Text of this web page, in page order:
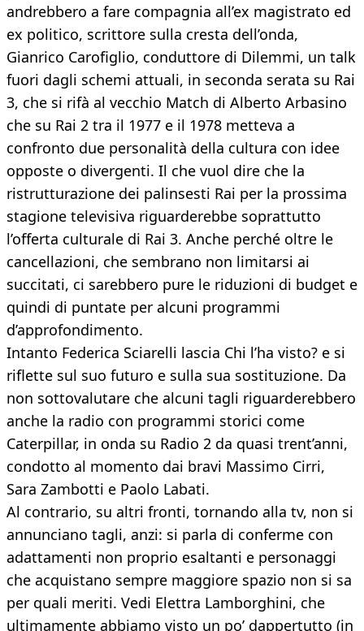
andrebbero a fare compagnia all’ex magistrato ed
ex politico, scrittore sulla cresta dell’onda,
Gianrico Carofiglio, conduttore di Dilemmi, un talk
fuori dagli schemi attuali, in seconda serata su Rai
3, che si rifà al vecchio Match di Alberto Arbasino
che su Rai 2 tra il 1977 e il 1978 metteva a
confronto due personalità della cultura con idee
opposte o divergenti. Il che vuol dire che la
ristrutturazione dei palinsesti Rai per la prossima
stagione televisiva riguarderebbe soprattutto
l’offerta culturale di Rai 3. Anche perché oltre le
cancellazioni, che sembrano non limitarsi ai
succitati, ci sarebbero pure le riduzioni di budget e
quindi di puntate per alcuni programmi
d’approfondimento.
Intanto Federica Sciarelli lascia Chi l’ha visto? e si
riflette sul suo futuro e sulla sua sostituzione. Da
non sottovalutare che alcuni tagli riguarderebbero
anche la radio con programmi storici come
Caterpillar, in onda su Radio 2 da quasi trent’anni,
condotto al momento dai bravi Massimo Cirri,
Sara Zambotti e Paolo Labati.
Al contrario, su altri fronti, tornando alla tv, non si
annunciano tagli, anzi: si parla di conferme con
adattamenti non proprio esaltanti e personaggi
che acquistano sempre maggiore spazio non si sa
per quali meriti. Vedi Elettra Lamborghini, che
ultimamente abbiamo visto un po’ dappertutto (in